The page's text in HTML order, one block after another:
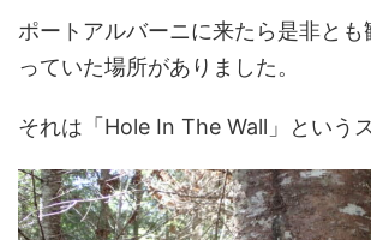
ポートアルバーニに来たら是非とも
っていた場所がありました。
それは「Hole In The Wall」という